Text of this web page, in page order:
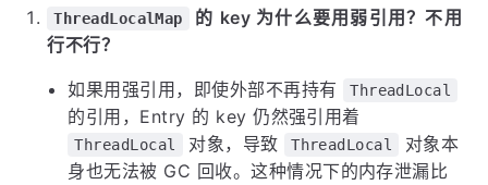
ThreadLocalMap
的 key 为什么要用弱引用？不用
行不行？
如果用强引用，即使外部不再持有 ThreadLocal
的引用，Entry 的 key 仍然强引用着
ThreadLocal 对象，导致 ThreadLocal
对象本
身也无法被 GC 回收。这种情况下的内存泄漏比